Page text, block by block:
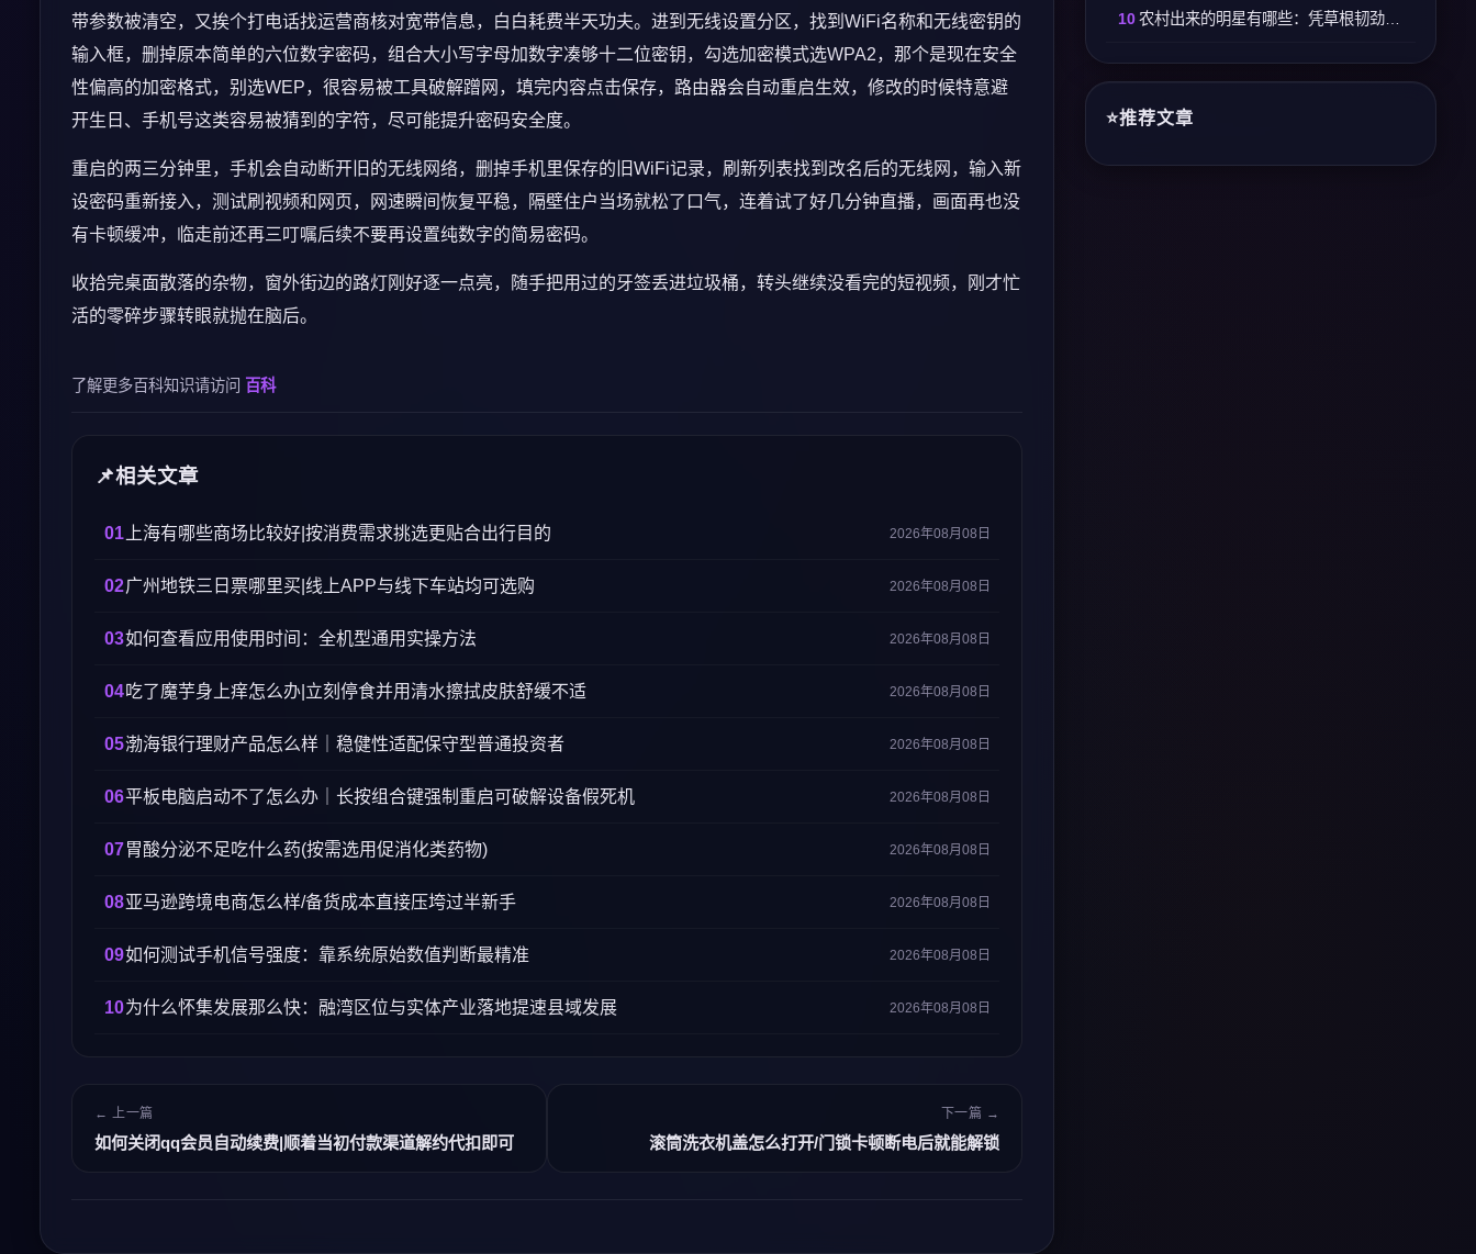
带参数被清空，又挨个打电话找运营商核对宽带信息，白白耗费半天功夫。进到无线设置分区，找到WiFi名称和无线密钥的
输入框，删掉原本简单的六位数字密码，组合大小写字母加数字凑够十二位密钥，勾选加密模式选WPA2，那个是现在安全
性偏高的加密格式，别选WEP，很容易被工具破解蹭网，填完内容点击保存，路由器会自动重启生效，修改的时候特意避
开生日、手机号这类容易被猜到的字符，尽可能提升密码安全度。
重启的两三分钟里，手机会自动断开旧的无线网络，删掉手机里保存的旧WiFi记录，刷新列表找到改名后的无线网，输入新
设密码重新接入，测试刷视频和网页，网速瞬间恢复平稳，隔壁住户当场就松了口气，连着试了好几分钟直播，画面再也没
有卡顿缓冲，临走前还再三叮嘱后续不要再设置纯数字的简易密码。
收拾完桌面散落的杂物，窗外街边的路灯刚好逐一点亮，随手把用过的牙签丢进垃圾桶，转头继续没看完的短视频，刚才忙
活的零碎步骤转眼就抛在脑后。
了解更多百科知识请访问 百科
相关文章
上海有哪些商场比较好|按消费需求挑选更贴合出行目的 2026年08月08日
广州地铁三日票哪里买|线上APP与线下车站均可选购 2026年08月08日
如何查看应用使用时间：全机型通用实操方法 2026年08月08日
吃了魔芋身上痒怎么办|立刻停食并用清水擦拭皮肤舒缓不适 2026年08月08日
渤海银行理财产品怎么样｜稳健性适配保守型普通投资者 2026年08月08日
平板电脑启动不了怎么办｜长按组合键强制重启可破解设备假死机 2026年08月08日
胃酸分泌不足吃什么药(按需选用促消化类药物) 2026年08月08日
亚马逊跨境电商怎么样/备货成本直接压垮过半新手 2026年08月08日
如何测试手机信号强度：靠系统原始数值判断最精准 2026年08月08日
为什么怀集发展那么快：融湾区位与实体产业落地提速县域发展 2026年08月08日
← 上一篇
如何关闭qq会员自动续费|顺着当初付款渠道解约代扣即可
下一篇 →
滚筒洗衣机盖怎么打开/门锁卡顿断电后就能解锁
推荐文章